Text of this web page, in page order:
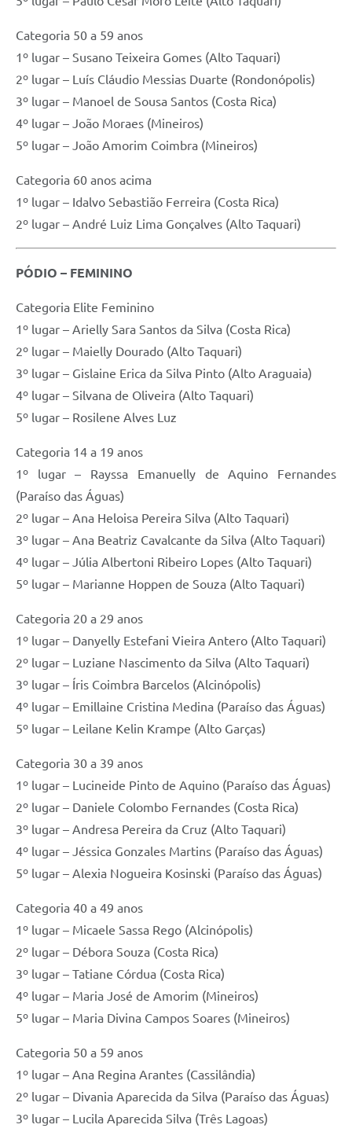
Categoria 50 a 59 anos
1º lugar – Susano Teixeira Gomes (Alto Taquari)
2º lugar – Luís Cláudio Messias Duarte (Rondonópolis)
3º lugar – Manoel de Sousa Santos (Costa Rica)
4º lugar – João Moraes (Mineiros)
5º lugar – João Amorim Coimbra (Mineiros)
Categoria 60 anos acima
1º lugar – Idalvo Sebastião Ferreira (Costa Rica)
2º lugar – André Luiz Lima Gonçalves (Alto Taquari)
PÓDIO – FEMININO
Categoria Elite Feminino
1º lugar – Arielly Sara Santos da Silva (Costa Rica)
2º lugar – Maielly Dourado (Alto Taquari)
3º lugar – Gislaine Erica da Silva Pinto (Alto Araguaia)
4º lugar – Silvana de Oliveira (Alto Taquari)
5º lugar – Rosilene Alves Luz
Categoria 14 a 19 anos
1º lugar – Rayssa Emanuelly de Aquino Fernandes
(Paraíso das Águas)
2º lugar – Ana Heloisa Pereira Silva (Alto Taquari)
3º lugar – Ana Beatriz Cavalcante da Silva (Alto Taquari)
4º lugar – Júlia Albertoni Ribeiro Lopes (Alto Taquari)
5º lugar – Marianne Hoppen de Souza (Alto Taquari)
Categoria 20 a 29 anos
1º lugar – Danyelly Estefani Vieira Antero (Alto Taquari)
2º lugar – Luziane Nascimento da Silva (Alto Taquari)
3º lugar – Íris Coimbra Barcelos (Alcinópolis)
4º lugar – Emillaine Cristina Medina (Paraíso das Águas)
5º lugar – Leilane Kelin Krampe (Alto Garças)
Categoria 30 a 39 anos
1º lugar – Lucineide Pinto de Aquino (Paraíso das Águas)
2º lugar – Daniele Colombo Fernandes (Costa Rica)
3º lugar – Andresa Pereira da Cruz (Alto Taquari)
4º lugar – Jéssica Gonzales Martins (Paraíso das Águas)
5º lugar – Alexia Nogueira Kosinski (Paraíso das Águas)
Categoria 40 a 49 anos
1º lugar – Micaele Sassa Rego (Alcinópolis)
2º lugar – Débora Souza (Costa Rica)
3º lugar – Tatiane Córdua (Costa Rica)
4º lugar – Maria José de Amorim (Mineiros)
5º lugar – Maria Divina Campos Soares (Mineiros)
Categoria 50 a 59 anos
1º lugar – Ana Regina Arantes (Cassilândia)
2º lugar – Divania Aparecida da Silva (Paraíso das Águas)
3º lugar – Lucila Aparecida Silva (Três Lagoas)